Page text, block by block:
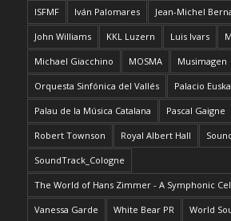
ISFMF Iván Palomares Jean-Michel
John Williams KKL Luzern Luis Ivars
Michael Giacchino MOSMA Musimagen
Orquesta Sinfónica del Vallés Palacio
Palau de la Música Catalana Pascal Gaigne
Robert Townson Royal Albert Hall
SoundTrack_Cologne
The World of Hans Zimmer - A Symphonic
Vanessa Garde White Bear PR World